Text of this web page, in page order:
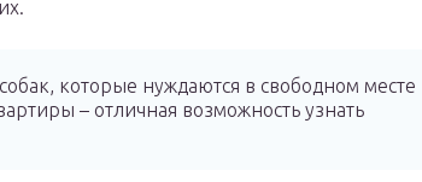
которые нуждаются в свободном месте
– отличная возможность узнать